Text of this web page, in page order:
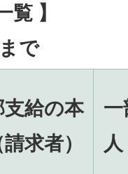
覧 】
で
給の本
求者）